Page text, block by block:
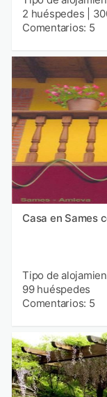
2 huéspedes
Comentarios: 5
Casa en Sames
Tipo de
99 huéspedes
Comentarios: 5